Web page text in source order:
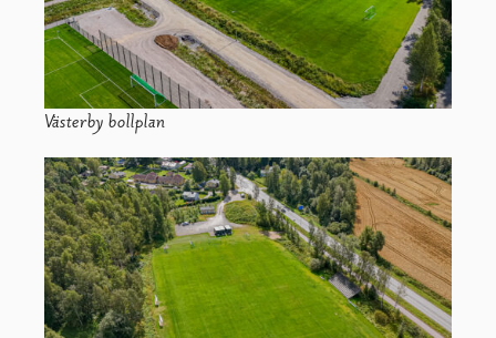
Västerby bollplan